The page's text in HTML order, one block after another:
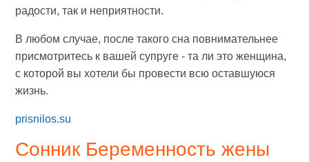
радости, так и неприятности.
В любом случае, после такого сна повнимательнее
присмотритесь к вашей супруге - та ли это женщина,
с которой вы хотели бы провести всю оставшуюся
жизнь.
prisnilos.su
Сонник Беременность жены